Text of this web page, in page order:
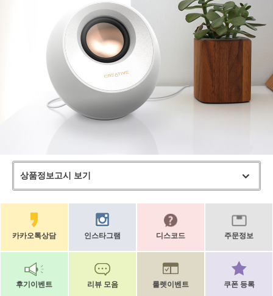
상품정보고시 보기
카카오톡상담 인스타그램 디스코드 주문정보
후기이벤트 리뷰 모음 룰렛이벤트 쿠폰 등록